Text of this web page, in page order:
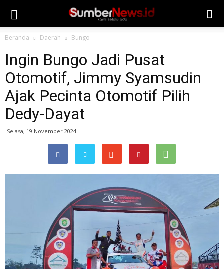
Beranda Daerah Bungo
Ingin Bungo Jadi Pusat
Otomotif, Jimmy Syamsudin
Ajak Pecinta Otomotif Pilih
Dedy-Dayat
Selasa, 19 November 2024